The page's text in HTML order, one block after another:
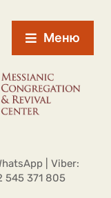
Меню
| Viber:
545 371 805